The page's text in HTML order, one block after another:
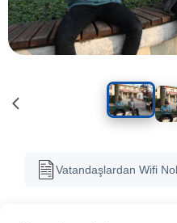
Vatandaşlardan Wifi